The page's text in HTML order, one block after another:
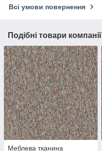
Всі умови повернення
Подібні товари компанії
Меблева тканина